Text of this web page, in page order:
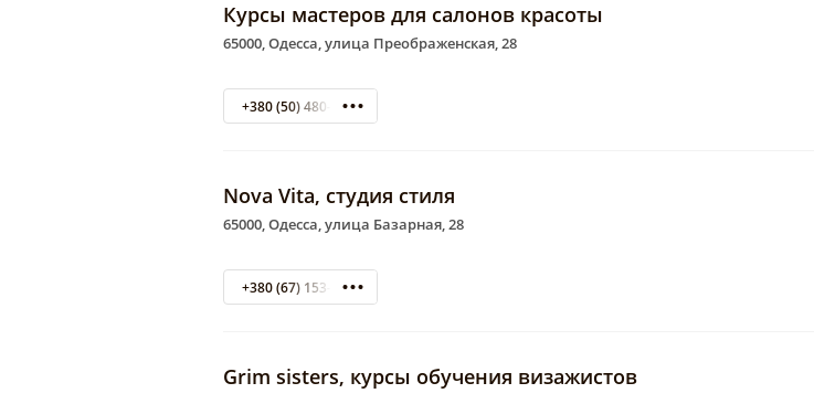
Курсы мастеров для салонов красоты
65000, Одесса, улица Преображенская, 28
+380 (50) 480-76-66
Nova Vita, студия стиля
65000, Одесса, улица Базарная, 28
+380 (67) 153-97-98
Grim sisters, курсы обучения визажистов